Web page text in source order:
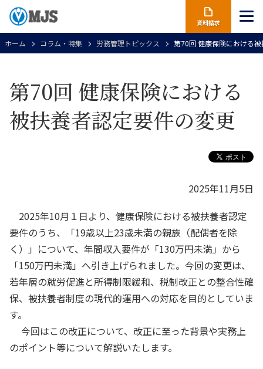
資料請求
ホーム コラム・特集 労務管理トピックス 第70回 健康保険における
第70回 健康保険における
被扶養者認定要件の変更
2025年11月5日
2025年10月１日より、健康保険における被扶養者認定
要件のうち、「19歳以上23歳未満の親族（配偶者を除
く）」について、年間収入要件が「130万円未満」から
「150万円未満」へ引き上げられました。今回の変更は、
若年層の就労促進と所得制限緩和、税制改正との整合性確
保、被扶養者制度の現代的運用への対応を目的としていま
す。
今回はこの改正について、改正に至った背景や実務上
のポイント等について解説いたします。